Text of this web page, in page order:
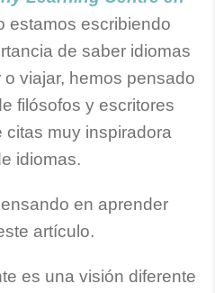
estamos escribiendo
de saber idiomas
viajar, hemos pensado
filósofos y escritores
citas muy inspiradora
idiomas.
en aprender
artículo.
es una visión diferente